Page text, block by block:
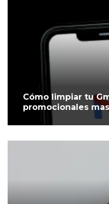
Cómo limpiar tu
promocionales